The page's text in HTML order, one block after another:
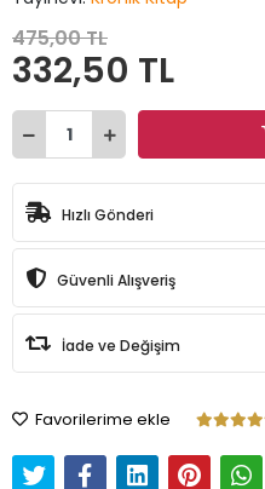
475,00 TL
332,50 TL
Hızlı Gönderi
Güvenli Alışveriş
İade ve Değişim
Favorilerime ekle